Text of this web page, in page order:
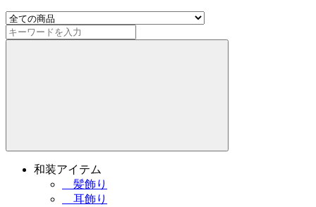
和装アイテム
髪飾り
耳飾り